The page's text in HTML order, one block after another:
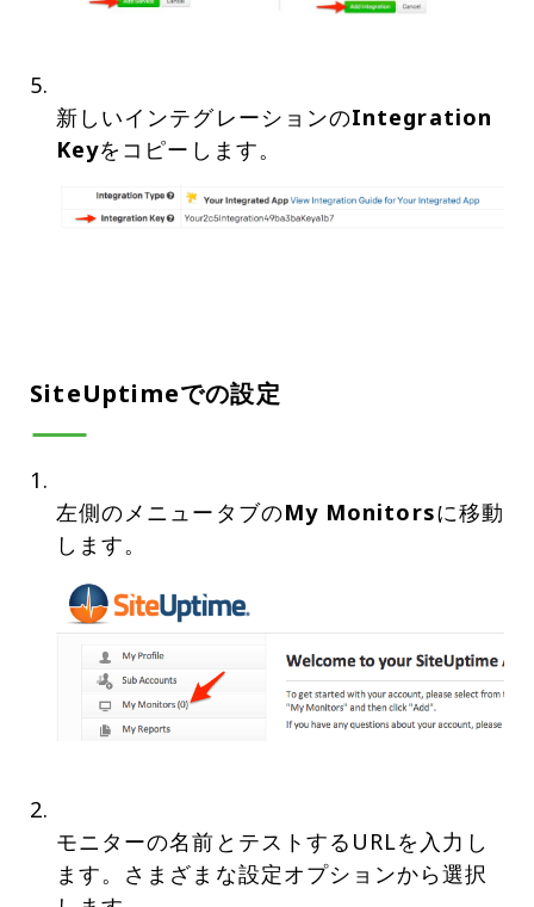
新しいインテグレーションのIntegration
Key
SiteUptimeでの設定
左側のメニュータブのMy Monitorsに移動
モニターの名前とテストするURLを入力し
ます。さまざまな設定オプションから選択